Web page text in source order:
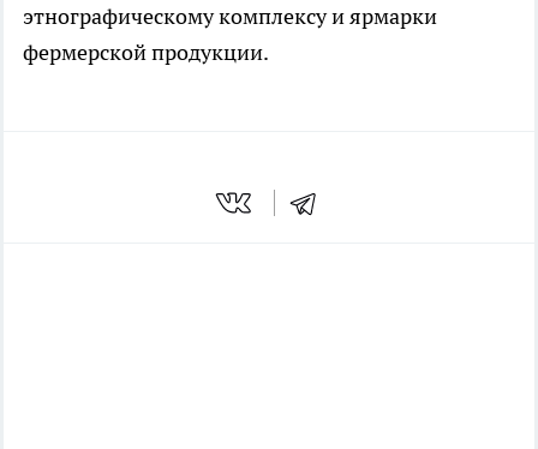
этнографическому комплексу и ярмарки
фермерской продукции.